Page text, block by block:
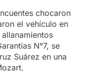
chocaron
el vehículo en
N°7, se
Suárez en una